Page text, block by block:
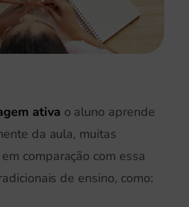
ativa o aluno aprende
da aula, muitas
comparação com essa
de ensino, como: